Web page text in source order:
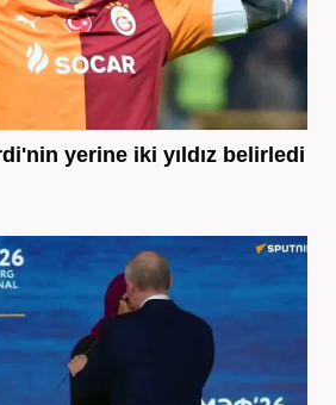
yerine iki yıldız belirledi